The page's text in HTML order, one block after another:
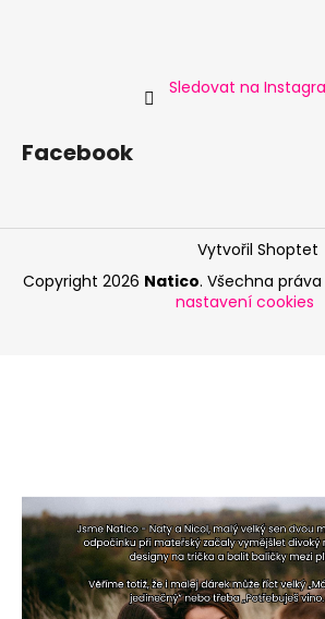
Sledovat na
Facebook
Vytvořil Shoptet
Copyright 2026 Natico. Všechna
nastavení cookies